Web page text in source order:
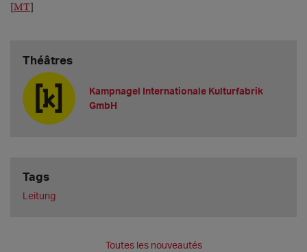
[MT]
Théâtres
Kampnagel Internationale Kulturfabrik
GmbH
Tags
Leitung
Toutes les nouveautés